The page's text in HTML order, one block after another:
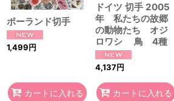
ポーランド切手
1,499円
カートに入れる
ドイツ 切手 2005
年 私たちの故郷
の動物たち オジ
ロワシ 鳥 4種
4,137円
カートに入れる